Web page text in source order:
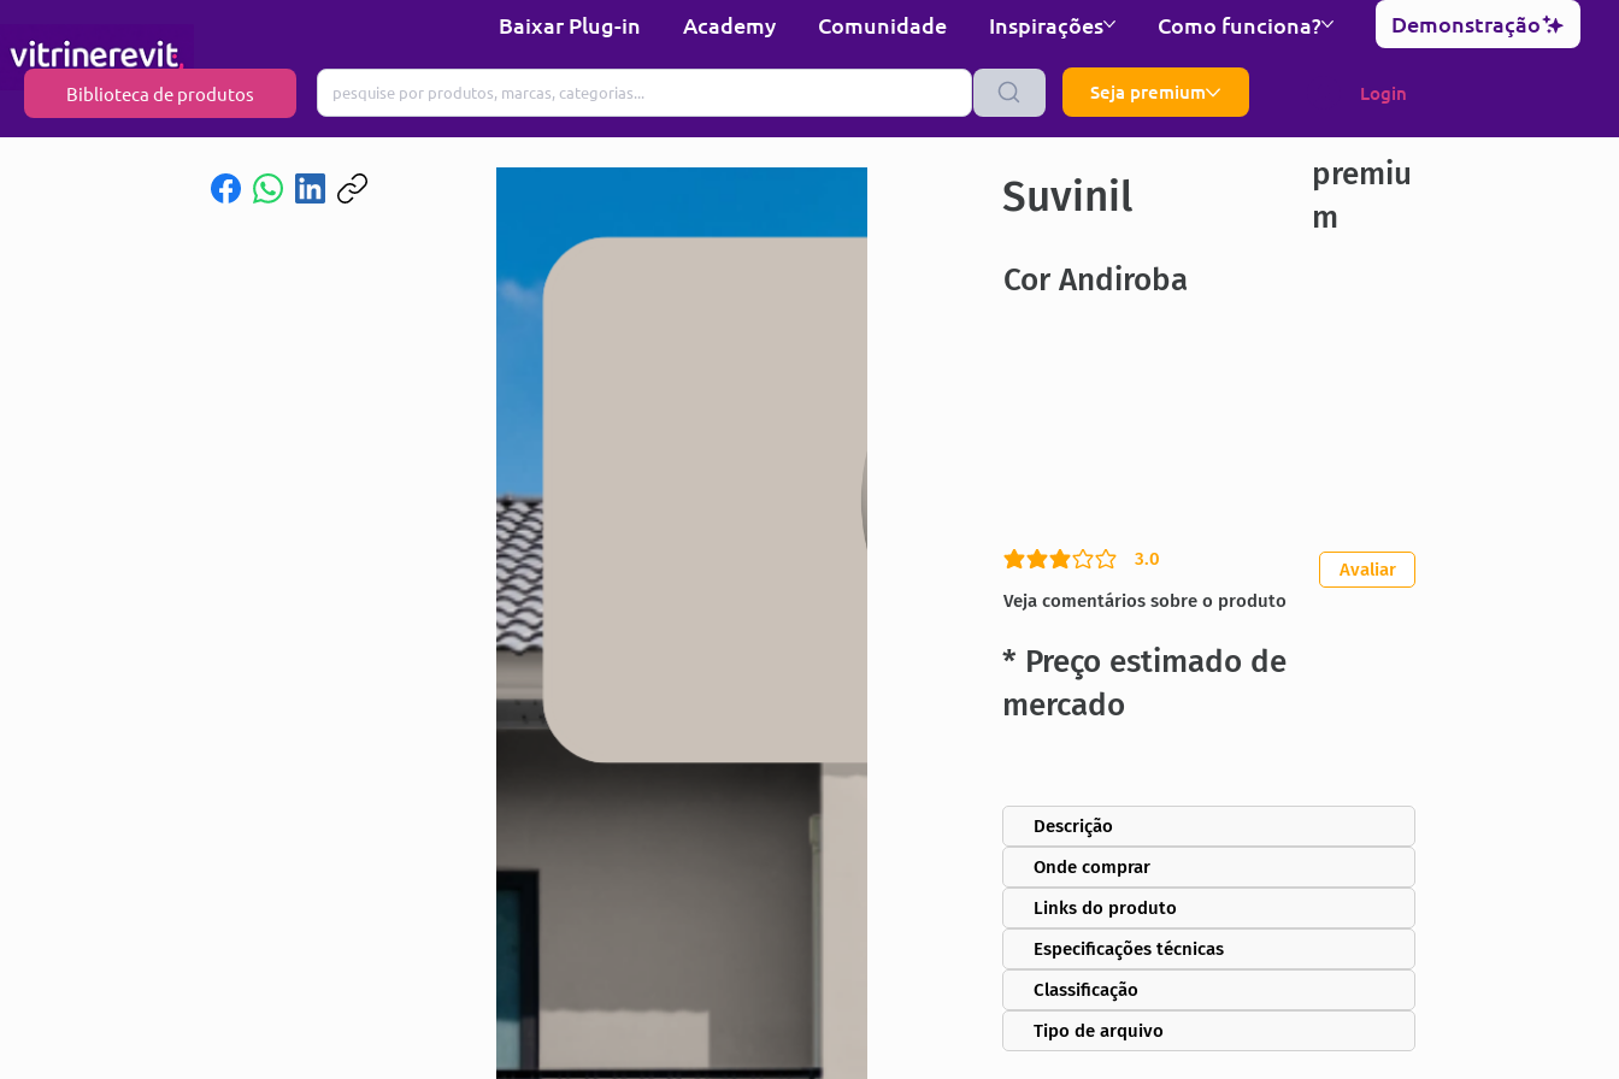
Baixar Plug-in Academy Comunidade Inspirações Como funciona? Demonstração
Biblioteca de produtos Seja premium Login
Suvinil
premiu
m
Cor Andiroba
3.0
classificação média é 3 de 5
Veja comentários sobre o produto
Avaliar
* Preço estimado de
mercado
Descrição
Onde comprar
Links do produto
Especificações técnicas
Classificação
Tipo de arquivo